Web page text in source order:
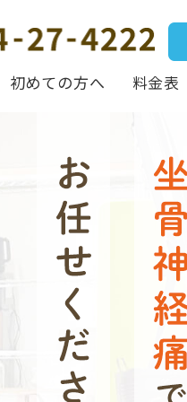
初めての方へ 料金表